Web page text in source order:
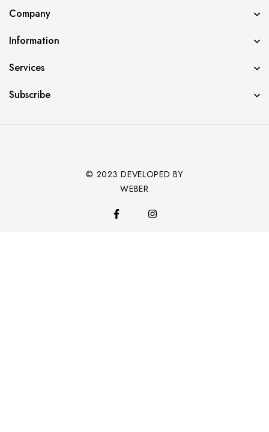
Company
Information
Services
Subscribe
© 2023 DEVELOPED BY
WEBER